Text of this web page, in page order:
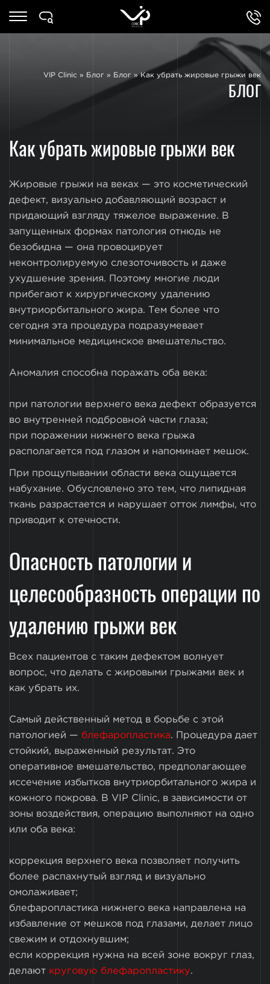
VIP Clinic » Блог » Блог »Как убрать жировые грыжи век
БЛОГ
Как убрать жировые грыжи век
Жировые грыжи на веках — это косметический
дефект, визуально добавляющий возраст и
придающий взгляду тяжелое выражение. В
запущенных формах патология отнюдь не
безобидна — она провоцирует
неконтролируемую слезоточивость и даже
ухудшение зрения. Поэтому многие люди
прибегают к хирургическому удалению
внутриорбитального жира. Тем более что
сегодня эта процедура подразумевает
минимальное медицинское вмешательство.
Аномалия способна поражать оба века:
при патологии верхнего века дефект образуется
во внутренней подбровной части глаза;
при поражении нижнего века грыжа
располагается под глазом и напоминает мешок.
При прощупывании области века ощущается
набухание. Обусловлено это тем, что липидная
ткань разрастается и нарушает отток лимфы, что
приводит к отечности.
Опасность патологии и
целесообразность операции по
удалению грыжи век
Всех пациентов с таким дефектом волнует
вопрос, что делать с жировыми грыжами век и
как убрать их.
Самый действенный метод в борьбе с этой
патологией — блефаропластика. Процедура дает
стойкий, выраженный результат. Это
оперативное вмешательство, предполагающее
иссечение избытков внутриорбитального жира и
кожного покрова. В VIP Clinic, в зависимости от
зоны воздействия, операцию выполняют на одно
или оба века:
коррекция верхнего века позволяет получить
более распахнутый взгляд и визуально
омолаживает;
блефаропластика нижнего века направлена на
избавление от мешков под глазами, делает лицо
свежим и отдохнувшим;
если коррекция нужна на всей зоне вокруг глаз,
делают круговую блефаропластику.